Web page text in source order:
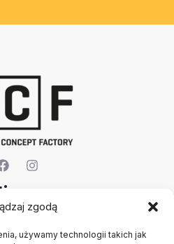
zgodą
używamy technologii takich jak
Kontakt